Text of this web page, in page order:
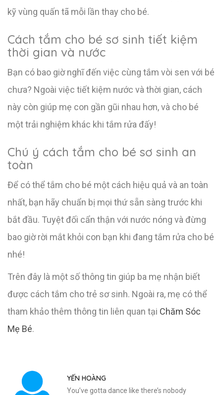
kỹ vùng quấn tã mỗi lần thay cho bé.
Cách tắm cho bé sơ sinh tiết kiệm
thời gian và nước
Bạn có bao giờ nghĩ đến việc cùng tắm vòi sen với bé
chưa? Ngoài việc tiết kiệm nước và thời gian, cách
này còn giúp mẹ con gần gũi nhau hơn, và cho bé
một trải nghiệm khác khi tắm rửa đấy!
Chú ý cách tắm cho bé sơ sinh an
toàn
Để có thể tắm cho bé một cách hiệu quả và an toàn
nhất, bạn hãy chuẩn bị mọi thứ sẵn sàng trước khi
bắt đầu. Tuyệt đối cẩn thận với nước nóng và đừng
bao giờ rời mắt khỏi con bạn khi đang tắm rửa cho bé
nhé!
Trên đây là một số thông tin giúp ba mẹ nhận biết
được cách tắm cho trẻ sơ sinh. Ngoài ra, mẹ có thể
tham khảo thêm thông tin liên quan tại Chăm Sóc
Mẹ Bé.
YẾN HOÀNG
You’ve gotta dance like there’s nobody